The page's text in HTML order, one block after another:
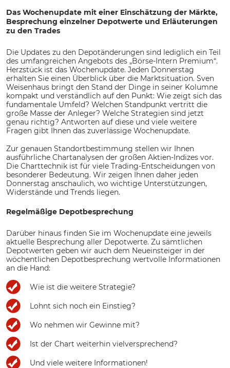
Das Wochenupdate mit einer Einschätzung der Märkte,
Besprechung einzelner Depotwerte und Erläuterungen
zu den Trades
Die Updates zu den Depotänderungen sind lediglich ein Teil
des umfangreichen Angebots des „Börse-Intern Premium“.
Herzstück ist das Wochenupdate. Jeden Donnerstag
erhalten Sie einen Überblick über die Marktsituation. Sven
Weisenhaus bringt den Stand der Dinge in seiner Kolumne
kompakt und verständlich auf den Punkt: Wie zeigt sich das
fundamentale Umfeld? Welchen Standpunkt vertritt die
große Masse der Anleger? Welche Strategien sind jetzt
genau richtig? Antworten auf diese und viele weitere
Fragen gibt Ihnen das zuverlässige Wochenupdate.
Zur genauen Standortbestimmung stellen wir Ihnen
ausführliche Chartanalysen der großen Aktien-Indizes vor.
Die Charttechnik ist für viele Trading-Entscheidungen von
besonderer Bedeutung. Wir zeigen Ihnen daher jeden
Donnerstag anschaulich, wo wichtige Unterstützungen,
Widerstände und Trends liegen.
Regelmäßige Depotbesprechung
Darüber hinaus finden Sie im Wochenupdate eine jeweils
aktuelle Besprechung aller Depotwerte. Zu sämtlichen
Depotwerten geben wir auch dem Neueinsteiger in der
wöchentlichen Depotbesprechung wertvolle Informationen
an die Hand:
Wie ist die weitere Strategie?
Lohnt sich noch ein Einstieg?
Wo nehmen wir Gewinne mit?
Ist der Chart weiterhin vielversprechend?
Und viele weitere Informationen!